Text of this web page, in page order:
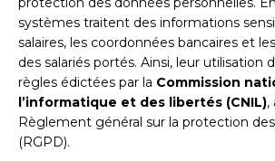
systèmes traitent des informations
salaires, les coordonnées bancaires et
des salariés portés. Ainsi, leur utilisation
règles édictées par la Commission
l’informatique et des libertés (CNIL),
Règlement général sur la protection
(RGPD).